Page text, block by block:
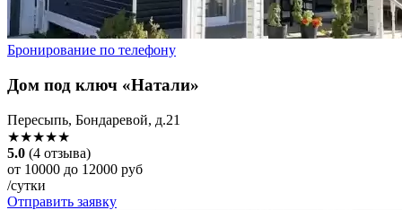
Бронирование по телефону
Дом под ключ «Натали»
Пересыпь, Бондаревой, д.21
★★★★★
5.0 (4 отзыва)
от 10000 до 12000 руб
/сутки
Отправить заявку